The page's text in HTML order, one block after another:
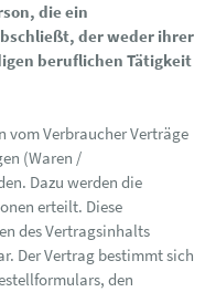
die ein
der weder ihrer
beruflichen Tätigkeit
vom Verbraucher Verträge
(Waren /
Dazu werden die
erteilt. Diese
des Vertragsinhalts
Der Vertrag bestimmt sich
den